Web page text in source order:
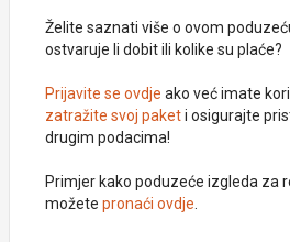
Želite saznati više o ovom
ostvaruje li dobit ili kolike su plaće?
Prijavite se ovdje ako već imate
zatražite svoj paketi osigurajte
drugim podacima!
Primjer kako poduzeće izgleda za
možete pronaći ovdje